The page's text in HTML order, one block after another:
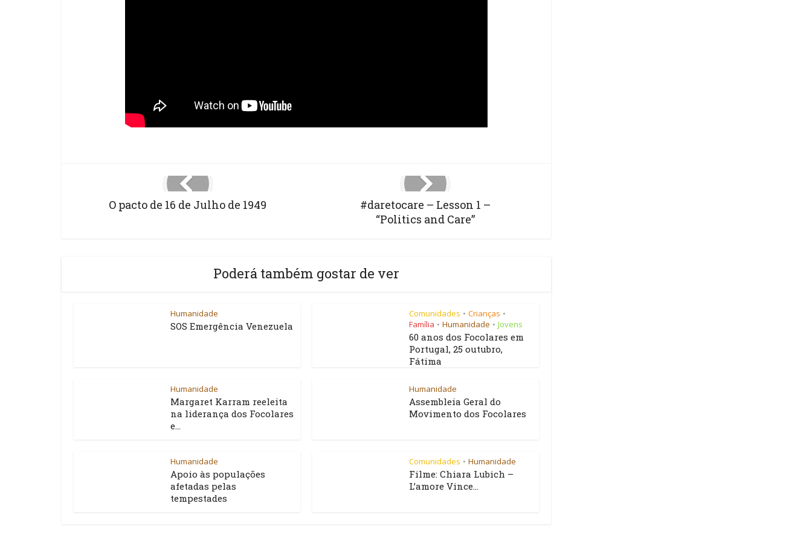
O pacto de 16 de Julho de 1949
#daretocare – Lesson 1 –
“Politics and Care”
Poderá também gostar de ver
Humanidade
SOS Emergência Venezuela
Comunidades • Crianças •
Família • Humanidade • Jovens
60 anos dos Focolares em
Portugal, 25 outubro,
Fátima
Humanidade
Margaret Karram reeleita
na liderança dos Focolares
e...
Humanidade
Assembleia Geral do
Movimento dos Focolares
Humanidade
Apoio às populações
afetadas pelas
tempestades
Comunidades • Humanidade
Filme: Chiara Lubich –
L’amore Vince...